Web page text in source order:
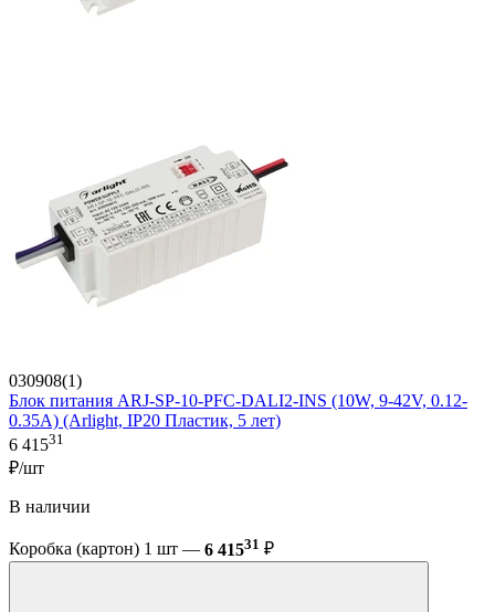
030908(1)
Блок питания ARJ-SP-10-PFC-DALI2-INS (10W, 9-42V, 0.12-
0.35A) (Arlight, IP20 Пластик, 5 лет)
6 41531
₽/шт
В наличии
Коробка (картон) 1 шт — 6 41531 ₽